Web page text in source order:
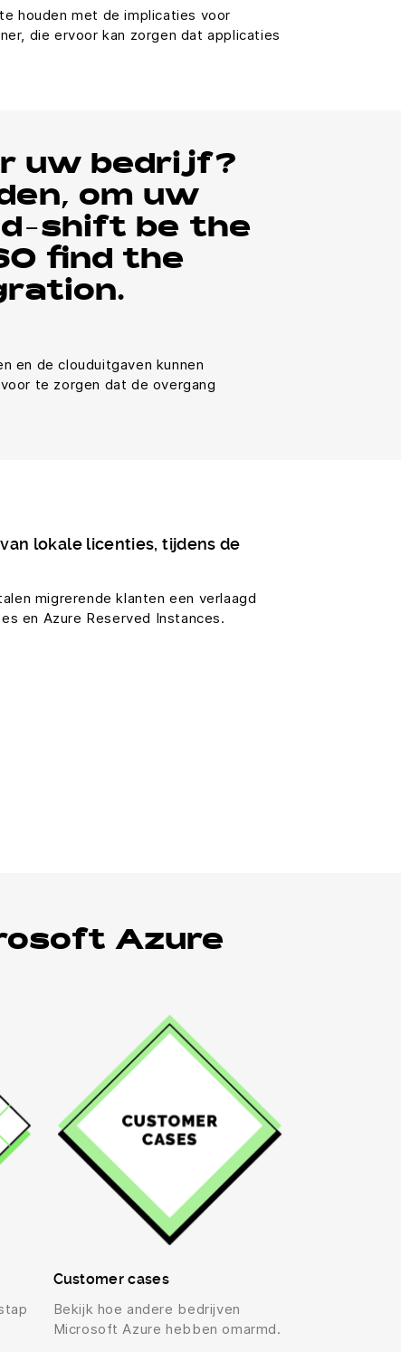
houden met de implicaties voor
die ervoor kan zorgen dat applicaties
uw bedrijf?
om uw
shift be the
find the
en de clouduitgaven kunnen
te zorgen dat de overgang
lokale licenties, tijdens de
migrerende klanten een verlaagd
en Azure Reserved Instances.
Azure
Customer cases
Bekijk hoe andere bedrijven
Microsoft Azure hebben omarmd.